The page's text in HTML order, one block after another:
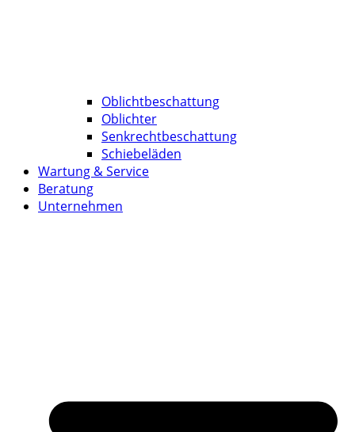
Oblichtbeschattung
Oblichter
Senkrechtbeschattung
Schiebeläden
Wartung & Service
Beratung
Unternehmen